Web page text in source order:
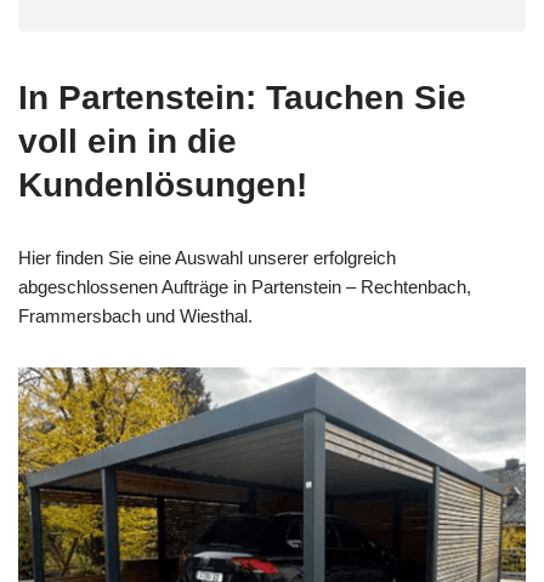
In Partenstein: Tauchen Sie
voll ein in die
Kundenlösungen!
Hier finden Sie eine Auswahl unserer erfolgreich
abgeschlossenen Aufträge in Partenstein – Rechtenbach,
Frammersbach und Wiesthal.